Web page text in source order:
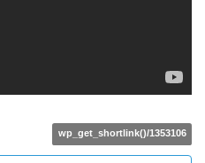
wp_get_shortlink()/1353106